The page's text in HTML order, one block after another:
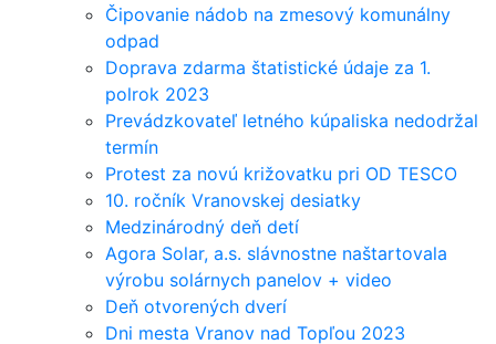
Čipovanie nádob na zmesový komunálny
odpad
Doprava zdarma štatistické údaje za 1.
polrok 2023
Prevádzkovateľ letného kúpaliska nedodržal
termín
Protest za novú križovatku pri OD TESCO
10. ročník Vranovskej desiatky
Medzinárodný deň detí
Agora Solar, a.s. slávnostne naštartovala
výrobu solárnych panelov + video
Deň otvorených dverí
Dni mesta Vranov nad Topľou 2023